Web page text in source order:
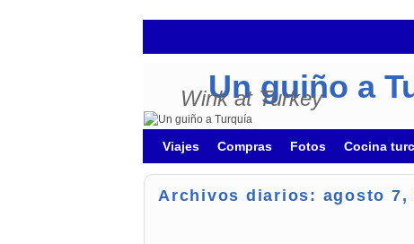
Un guiño a
Wink at Turkey
Viajes Compras Fotos Cocina
Archivos diarios: agosto 7,